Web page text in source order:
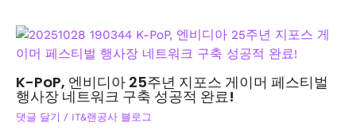
K-PoP, 엔비디아 25주년 지포스 게이머 페스티벌
행사장 네트워크 구축 성공적 완료!
댓글 달기 / IT&랜공사 블로그